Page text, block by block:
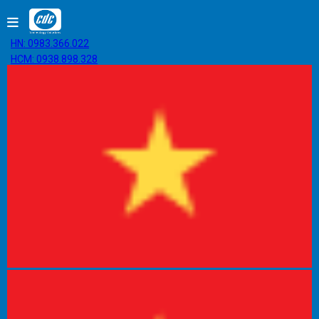
HN: 0983.366.022
HCM: 0938.898.328